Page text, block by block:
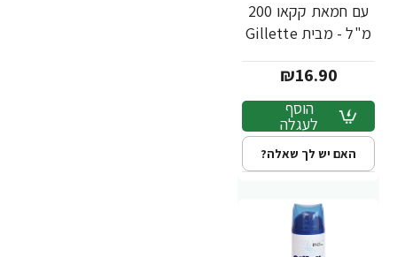
עם חמאת קקאו 200
מ"ל - מבית Gillette
₪16.90
הוסף
לעגלה
האם יש לך שאלה?